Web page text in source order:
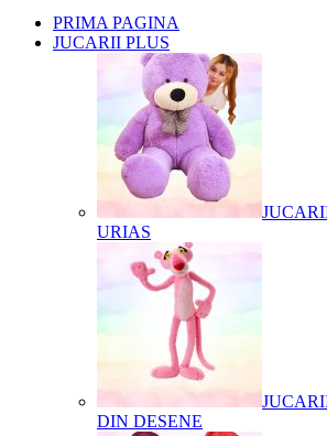
PRIMA PAGINA
JUCARII PLUS
URIAS
DIN DESENE